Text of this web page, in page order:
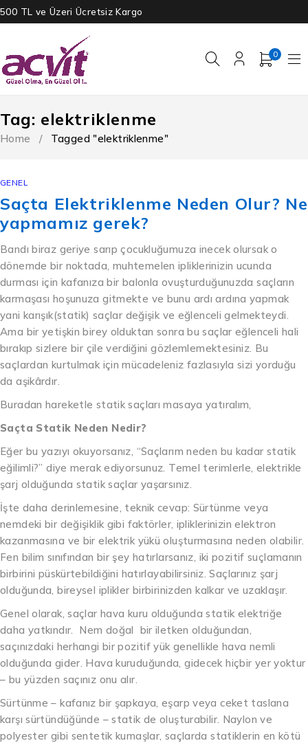
500 TL ve Üzeri Ücretsiz Kargo
0
Tag: elektriklenme
Home / Tagged "elektriklenme"
GENEL
Saçta Elektriklenme Neden Olur? Ne
yapmamız gerek?
Bandı biraz geriye sarıp çocukluğumuza inecek olursak o
dönemde bir noktada, muhtemelen ipliklerinizin ucunda
durması için kafanıza bir balonla ovuşturduğunuzda saçların
karmaşası hoşunuza gitmekte ve bunu ardı ardına yapmak
yani karışık(statik) saçlar değişik ve eğlenceli gelmekteydi.
Ama bir yetişkin birey olduktan sonra bu saçlar eğlenceli hali
bırakıp sizlere bir çile verdiğini gözlemlemektesiniz. Bu
saçlardan kurtulmak için mücadeleniz fazlasıyla sizi yorduğu
da aşikârdır.
Buradan hareketle statik saçları masaya yatıralım,
Saçta Statik Neden Nedir?
Eğer bu yazıyı okuyorsanız, “Saçlarım neden bu kadar statik
eğilimli?” diye merak ediyorsunuz. Temel terimlerle, elektrikle
şarj olduğunda statik saçlar yaşarsınız.
İşte daha derinlemesine, teknik cevap: Sürtünme veya
nemdeki bir değişiklik gibi faktörler, ipliklerinizin elektron
kazanmasına ve bir elektrik yükü oluşturmasına neden olabilir.
Fen bilim sınıfından bir şey hatırlarsanız, iki pozitif suçlamanın
birbirini püskürtebildiğini hatırlayabilirsiniz. Saçlarınız şarj
olduğunda, bireysel iplikler birbirinizden kalkar ve uzaklaşır.
Genel olarak, saçlar hava kuru olduğunda statik elektriğe
daha yatkındır. Nem doğal bir iletken olduğundan,
saçınızdaki herhangi bir pozitif yük genellikle hava nemli
olduğunda gider. Hava kuruduğunda, gidecek hiçbir yer yoktur
– bu yüzden saçınız onu alır.
Sürtünme – kafanız bir şapkaya, eşarp veya ceket taslana
karşı sürtündüğünde – statik de oluşturabilir. Naylon ve
polyester gibi sentetik kumaşlar, saçlarda statiklerin en kötü